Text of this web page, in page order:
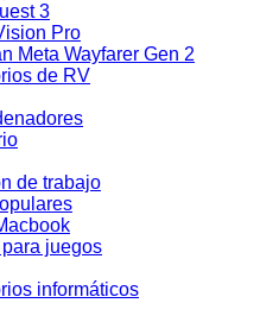
3
Pro
Meta Wayfarer Gen 2
de RV
de trabajo
juegos
informáticos